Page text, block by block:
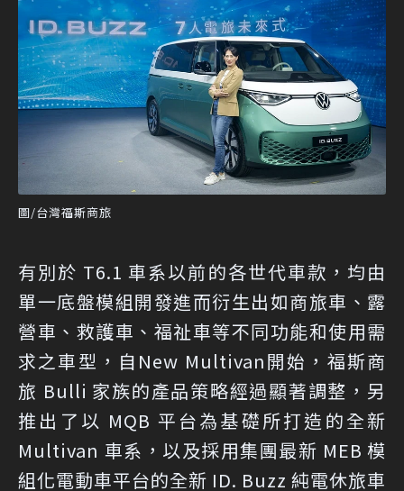
圖/台灣福斯商旅
有別於 T6.1 車系以前的各世代車款，均由
單一底盤模組開發進而衍生出如商旅車、露
營車、救護車、福祉車等不同功能和使用需
求之車型，自New Multivan開始，福斯商
旅 Bulli 家族的產品策略經過顯著調整，另
推出了以 MQB 平台為基礎所打造的全新
Multivan 車系，以及採用集團最新 MEB 模
組化電動車平台的全新 ID. Buzz 純電休旅車